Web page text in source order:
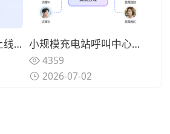
售后投诉多要不要上线呼叫中心系统？规范来电处理标准 小规模充电站呼叫中心系统搭建：2个坐席如何通过IVR导航实现账务与技术来电自动分流
4359
2026-07-02